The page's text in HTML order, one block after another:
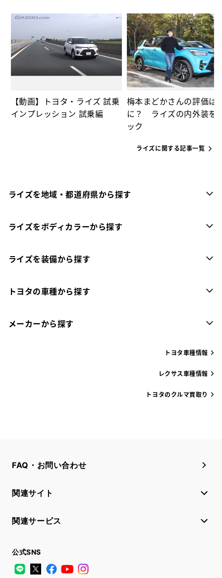
【動画】トヨタ・ライズ 試乗
インプレッション 試乗編
梅本まどかさんの評価は
に？ ライズの内外装を
ック
ライズに関する記事一覧
ライズを地域・都道府県から探す
ライズをボディカラーから探す
ライズを装備から探す
トヨタの車種から探す
メーカーから探す
トヨタ車種情報
レクサス車種情報
トヨタのクルマ買取り
FAQ・お問い合わせ
関連サイト
関連サービス
公式SNS
LINE
X FacebookYouTube